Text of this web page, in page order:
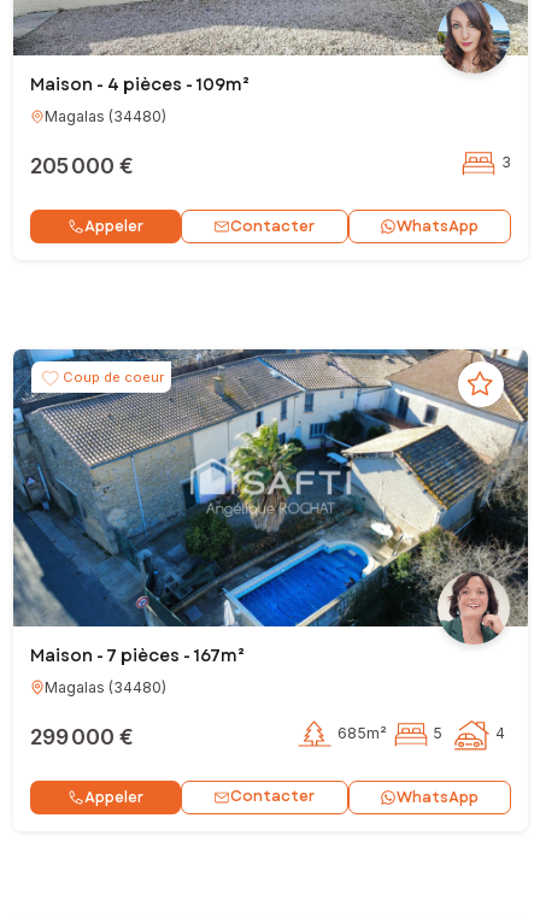
Maison - 4 pièces - 109m²
Magalas (34480)
205 000 € 3
Appeler Contacter WhatsApp
Coup de coeur
Maison - 7 pièces - 167m²
Magalas (34480)
299 000 € 685m² 5 4
Appeler Contacter WhatsApp